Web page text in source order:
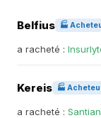
Belfius 🏭
a racheté :
Kereis 🏭
a racheté :